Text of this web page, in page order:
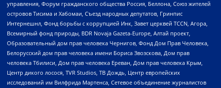
управления, Форум гражданского общества Россия, Беллона, Союз жителей
островов Тисима и Хабомаи, Съезд народных депутатов, Гринпис
Интернешнл, Фонд борьбы с коррупцией Инк, Завет церквей TCCN, Агора,
Всемирный фонд природы, BDR Novaja Gazeta-Europe, Алтай проект,
Образовательный дом прав человека Чернигов, Фонд Дом Прав Человека,
Белорусский дом прав человека имени Бориса Звозскова, Дом прав
человека Тбилиси, Дом прав человека Ереван, Дом прав человека Крым,
Центр дикого лосося, TVR Studios, ТВ Дождь, Центр европейских
исследований им Вилфрида Мартенса, Сетевое объединение журналистов